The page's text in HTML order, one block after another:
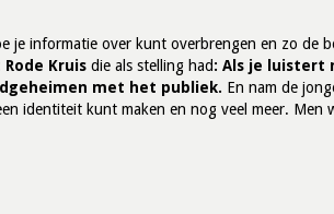
je informatie over kunt overbrengen en zo de
Kruis die als stelling had: Als je luistert
met het publiek. En nam de
identiteit kunt maken en nog veel meer. Men